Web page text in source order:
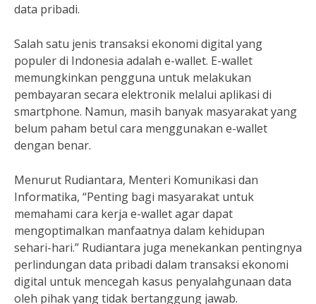
data pribadi.
Salah satu jenis transaksi ekonomi digital yang
populer di Indonesia adalah e-wallet. E-wallet
memungkinkan pengguna untuk melakukan
pembayaran secara elektronik melalui aplikasi di
smartphone. Namun, masih banyak masyarakat yang
belum paham betul cara menggunakan e-wallet
dengan benar.
Menurut Rudiantara, Menteri Komunikasi dan
Informatika, “Penting bagi masyarakat untuk
memahami cara kerja e-wallet agar dapat
mengoptimalkan manfaatnya dalam kehidupan
sehari-hari.” Rudiantara juga menekankan pentingnya
perlindungan data pribadi dalam transaksi ekonomi
digital untuk mencegah kasus penyalahgunaan data
oleh pihak yang tidak bertanggung jawab.